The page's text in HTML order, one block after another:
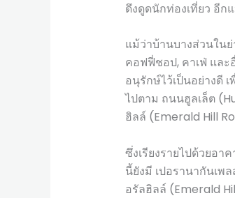
ดึงดูดนักท่องเที่ยว อีก
แม้ว่าบ้านบางส่วนใน
คอฟฟี่ชอป, คาเฟ่ แล
อนุรักษ์ไว้เป็นอย่างดี
ไปตาม ถนนฮูลเล็ต
ฮิลล์ (Emerald Hill
ซึ่งเรียงรายไปด้วยอา
นี้ยังมี เปอรานากันเพ
อรัลฮิลล์ (Emerald